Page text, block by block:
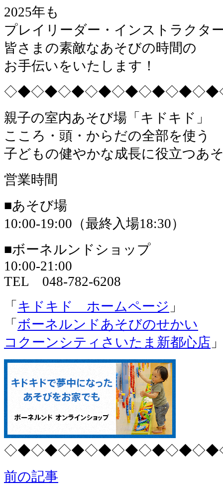
2025年も
プレイリーダー・インストラクタ
皆さまの素敵なあそびの時間の
お手伝いをいたします！
親子の室内あそび場「キドキド」
こころ・頭・からだの全部を使う
子どもの健やかな成長に役立つあ
営業時間
■あそび場
10:00-19:00（最終入場18:30）
■ボーネルンドショップ
10:00-21:00
TEL 048-782-6208
「 キドキド ホームページ 」
「 ボーネルンドあそびのせかい
コクーンシティさいたま新都心店
前の記事